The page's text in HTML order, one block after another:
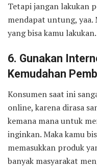
Tetapi jangan lakukan
mendapat untung, yaa.
yang bisa kamu lakukan.
6. Gunakan
Kemudahan
Konsumen saat ini
online, karena dirasa
kemana mana untuk
inginkan. Maka kamu
memasukkan produk
banyak masyarakat